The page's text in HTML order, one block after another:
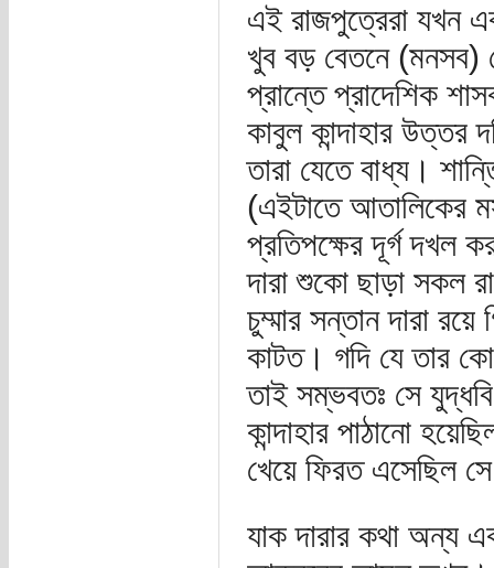
এই রাজপুত্রেরা যখন
খুব বড় বেতনে (মনসব)
প্রান্তে প্রাদেশিক
কাবুল কান্দাহার উত্তর
তারা যেতে বাধ্য।
(এইটাতে আতালিকের
প্রতিপক্ষের দূর্গ দখল
দারা শুকো ছাড়া সকল
চুম্মার সন্তান দারা
কাটত। গদি যে তার
তাই সম্ভবতঃ সে
কান্দাহার পাঠানো
খেয়ে ফিরত এসেছিল
যাক দারার কথা অন্য